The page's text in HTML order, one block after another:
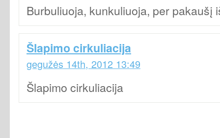
Burbuliuoja, kunkuliuoja, per
Šlapimo cirkuliacija
gegužės 14th, 2012 13:49
Šlapimo cirkuliacija